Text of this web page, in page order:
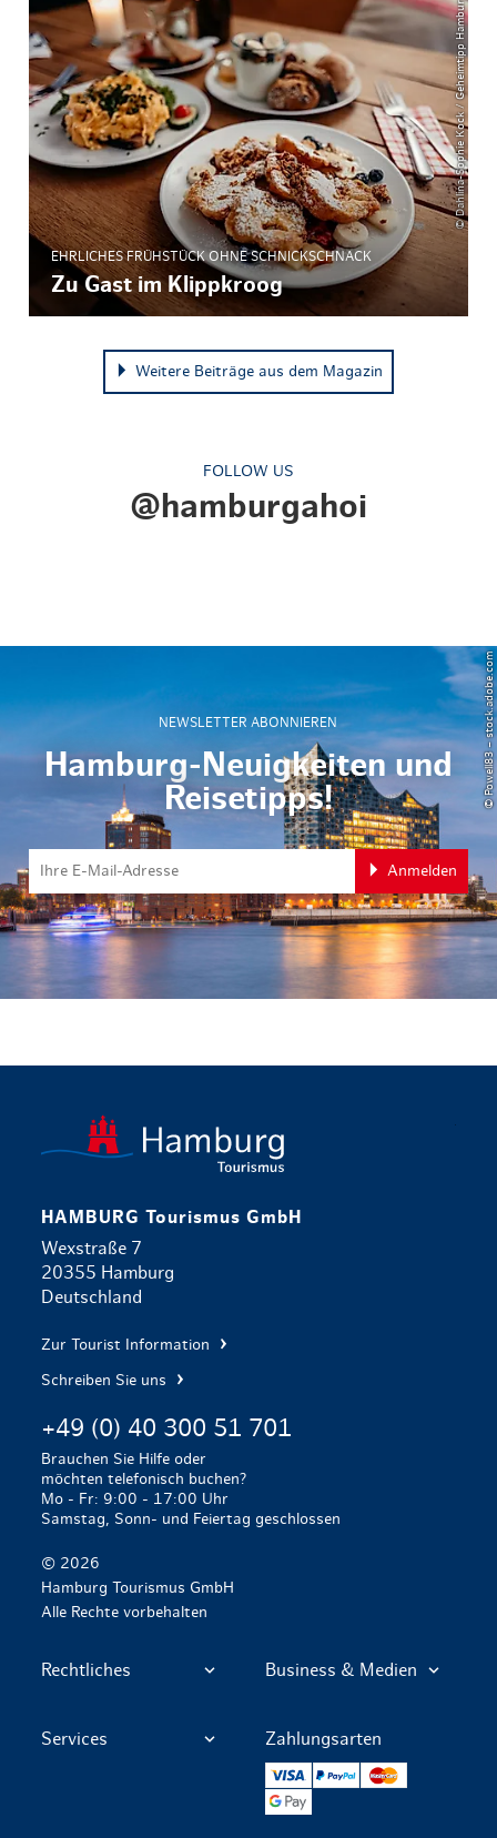
© Dahlina-Sophie Kock / Geheimtipp Hamburg
EHRLICHES FRÜHSTÜCK OHNE SCHNICKSCHNACK
Zu Gast im Klippkroog
Weitere Beiträge aus dem Magazin
FOLLOW US
@hamburgahoi
NEWSLETTER ABONNIEREN
Hamburg-Neuigkeiten und
Reisetipps!
Anmelden
© Powell83 – stock.adobe.com
HAMBURG Tourismus GmbH
Wexstraße 7
20355 Hamburg
Deutschland
Zur Tourist Information
Schreiben Sie uns
+49 (0) 40 300 51 701
Brauchen Sie Hilfe oder
möchten telefonisch buchen?
Mo - Fr: 9:00 - 17:00 Uhr
Samstag, Sonn- und Feiertag geschlossen
© 2026
Hamburg Tourismus GmbH
Alle Rechte vorbehalten
Rechtliches Business & Medien
Services Zahlungsarten
PayPal